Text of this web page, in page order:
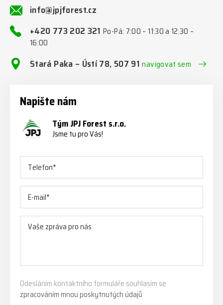
info@jpjforest.cz
+420 773 202 321Po-Pá: 7:00 – 11:30 a 12:30 –
16:00
Stará Paka – Ústí 78, 507 91navigovat sem
Napište nám
Tým JPJ Forest s.r.o.
Jsme tu pro Vás!
Odesláním kontaktního formuláře souhlasím se
zpracováním mnou poskytnutých údajů